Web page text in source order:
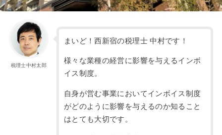
税理士中村太郎
まいど！西新宿の税理士 中村です！
様々な業種の経営に影響を与えるインボ
イス制度。
自身が営む事業においてインボイス制度
がどのように影響を与えるのか知ること
はとても大切です。